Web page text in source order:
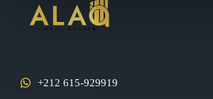
+212 615-929919